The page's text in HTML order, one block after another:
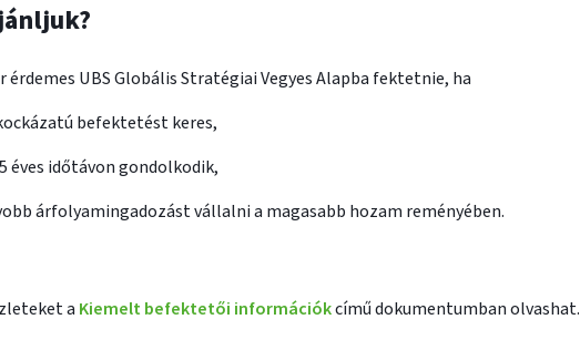
érdemes UBS Globális Stratégiai Vegyes Alapba fektetnie, ha
befektetést keres,
éves időtávon gondolkodik,
árfolyamingadozást vállalni a magasabb hozam reményében.
a Kiemelt befektetői információkcímű dokumentumban olvashat.